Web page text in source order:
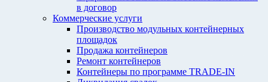
в договор
Коммерческие услуги
Производство модульных контейнерных
площадок
Продажа контейнеров
Ремонт контейнеров
Контейнеры по программе TRADE-IN